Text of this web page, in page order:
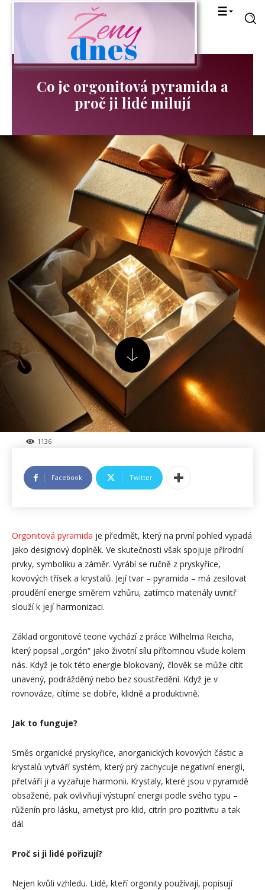
Ženy
dnes
Co je orgonitová pyramida a
proč ji lidé milují
1136
Facebook Twitter
Orgonitová pyramida je předmět, který na první pohled vypadá
jako designový doplněk. Ve skutečnosti však spojuje přírodní
prvky, symboliku a záměr. Vyrábí se ručně z pryskyřice,
kovových třísek a krystalů. Její tvar – pyramida – má zesilovat
proudění energie směrem vzhůru, zatímco materiály uvnitř
slouží k její harmonizaci.
Základ orgonitové teorie vychází z práce Wilhelma Reicha,
který popsal „orgón“ jako životní sílu přítomnou všude kolem
nás. Když je tok této energie blokovaný, člověk se může cítit
unavený, podrážděný nebo bez soustředění. Když je v
rovnováze, cítíme se dobře, klidně a produktivně.
Jak to funguje?
Směs organické pryskyřice, anorganických kovových částic a
krystalů vytváří systém, který prý zachycuje negativní energii,
přetváří ji a vyzařuje harmonii. Krystaly, které jsou v pyramidě
obsažené, pak ovlivňují výstupní energii podle svého typu –
růženín pro lásku, ametyst pro klid, citrín pro pozitivitu a tak
dál.
Proč si ji lidé pořizují?
Nejen kvůli vzhledu. Lidé, kteří orgonity používají, popisují